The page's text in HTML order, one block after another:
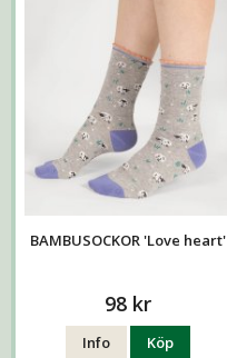
BAMBUSOCKOR 'Love heart'
98 kr
Info Köp